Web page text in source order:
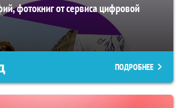
фотокниг от сервиса цифровой
ПОДРОБНЕЕ